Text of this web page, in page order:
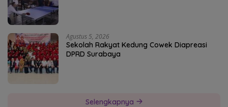
Agustus 5, 2026
Sekolah Rakyat Kedung Cowek Diapreasi
DPRD Surabaya
Selengkapnya